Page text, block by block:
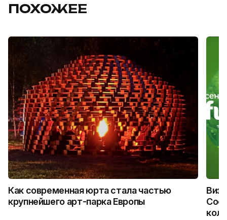
ПОХОЖЕЕ
Как современная юрта стала частью
крупнейшего арт-парка Европы